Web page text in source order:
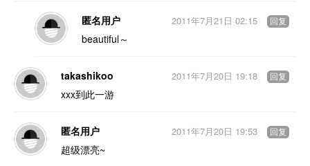
匿名用户
beautiful～
2011年7月21日 02:15 回复
takashikoo
xxx到此一游
2011年7月20日 19:18 回复
匿名用户
超级漂亮~
2011年7月20日 19:53 回复